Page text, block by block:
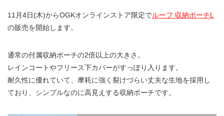
11月4日(木)からOGKオンラインストア限定でルーフ 収納ポーチL
の販売を開始します。
通常の付属収納ポーチの2倍以上の大きさ。
レインコートやフリース下カバーがすっぽり入ります。
​耐久性に​優れていて、​摩耗に​強く​裂けづらい​丈夫な​生地を​採用し
ており、​シンプルなのに​高見えする収納ポーチです。